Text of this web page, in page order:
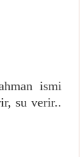
ismi
su verir..